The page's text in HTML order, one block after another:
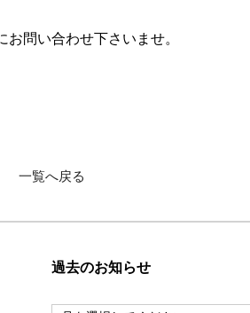
問い合わせ下さいませ。
一覧へ戻る
過去のお知らせ